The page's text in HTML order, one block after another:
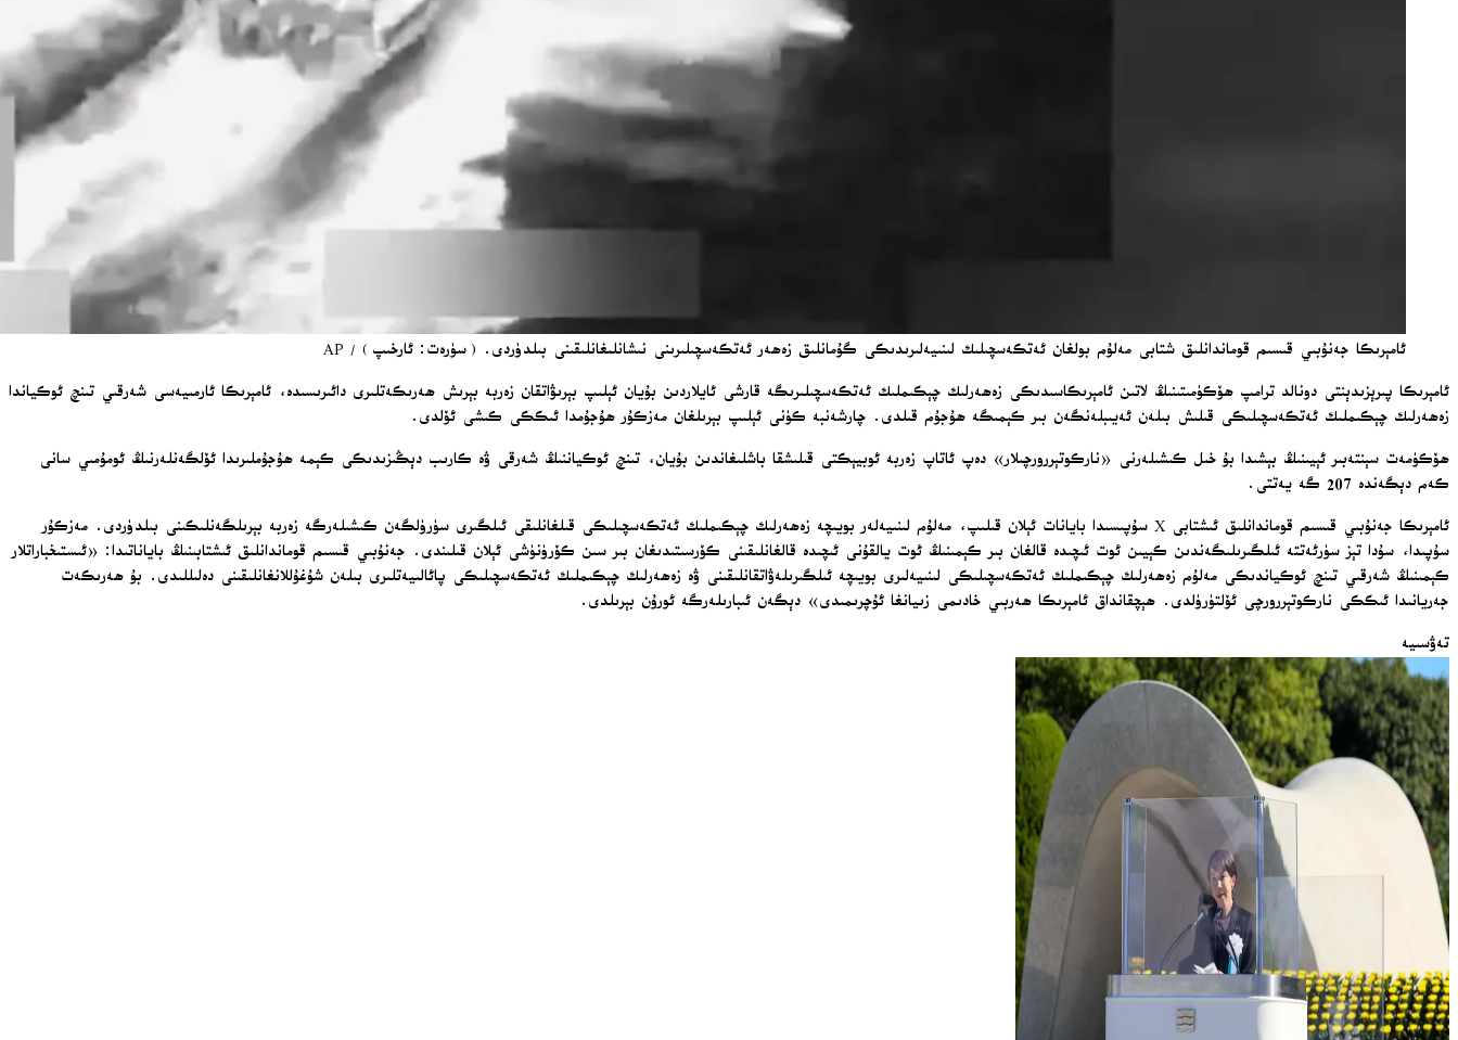
ئامېرىكا جەنۇبىي قىسىم قوماندانلىق شتابى مەلۇم بولغان ئەتكەسچىلىك لىنىيەلىرىدىكى گۇمانلىق زەھەر ئەتكەسچىلىرىنى نىشانلىغانلىقىنى بىلدۈردى. (سۈرەت: ئارخىپ) / AP
ئامېرىكا پىرېزىدېنتى دونالد ترامپ ھۆكۈمىتىنىڭ لاتىن ئامېرىكاسىدىكى زەھەرلىك چېكىملىك ئەتكەسچىلىرىگە قارشى ئايلاردىن بۇيان ئېلىپ بېرىۋاتقان زەربە بېرىش ھەرىكەتلىرى دائىرىسىدە، ئامېرىكا ئارمىيەسى شەرقىي تىنچ ئوكياندا
زەھەرلىك چېكىملىك ئەتكەسچىلىكى قىلىش بىلەن ئەيىبلەنگەن بىر كېمىگە ھۇجۇم قىلدى. چارشەنبە كۈنى ئېلىپ بېرىلغان مەزكۇر ھۇجۇمدا ئىككى كىشى ئۆلدى.
ھۆكۈمەت سېنتەبىر ئېيىنىڭ بېشىدا بۇ خىل كىشىلەرنى «ناركوتېررورچىلار» دەپ ئاتاپ زەربە ئوبيېكتى قىلىشقا باشلىغاندىن بۇيان، تىنچ ئوكياننىڭ شەرقى ۋە كارىب دېڭىزىدىكى كېمە ھۇجۇملىرىدا ئۆلگەنلەرنىڭ ئومۇمىي سانى
كەم دېگەندە 207 گە يەتتى.
ئامېرىكا جەنۇبىي قىسىم قوماندانلىق ئىشتابى X سۇپىسىدا بايانات ئېلان قىلىپ، مەلۇم لىنىيەلەر بويىچە زەھەرلىك چېكىملىك ئەتكەسچىلىكى قىلغانلىقى ئىلگىرى سۈرۈلگەن كىشىلەرگە زەربە بېرىلگەنلىكىنى بىلدۈردى. مەزكۇر
سۇپىدا، سۇدا تېز سۈرئەتتە ئىلگىرىلىگەندىن كېيىن ئوت ئىچىدە قالغان بىر كېمىنىڭ ئوت يالقۇنى ئىچىدە قالغانلىقىنى كۆرسىتىدىغان بىر سىن كۆرۈنۈشى ئېلان قىلىندى. جەنۇبىي قىسىم قوماندانلىق ئىشتابىنىڭ باياناتىدا: «ئىستىخباراتلار
كېمىنىڭ شەرقىي تىنچ ئوكياندىكى مەلۇم زەھەرلىك چېكىملىك ئەتكەسچىلىكى لىنىيەلىرى بويىچە ئىلگىرىلەۋاتقانلىقىنى ۋە زەھەرلىك چېكىملىك ئەتكەسچىلىكى پائالىيەتلىرى بىلەن شۇغۇللانغانلىقىنى دەلىللىدى. بۇ ھەرىكەت
جەريانىدا ئىككى ناركوتېررورچى ئۆلتۈرۈلدى. ھېچقانداق ئامېرىكا ھەربىي خادىمى زىيانغا ئۇچرىمىدى» دېگەن ئىبارىلەرگە ئورۇن بېرىلدى.
تەۋسىيە